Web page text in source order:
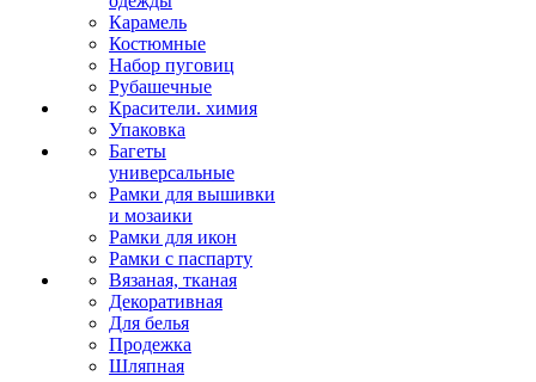
Карамель
Костюмные
Набор пуговиц
Рубашечные
Красители. химия
Упаковка
Багеты
универсальные
Рамки для вышивки
и мозаики
Рамки для икон
Рамки с паспарту
Вязаная, тканая
Декоративная
Для белья
Продежка
Шляпная